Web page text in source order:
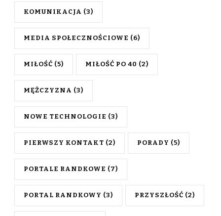
KOMUNIKACJA (3)
MEDIA SPOŁECZNOŚCIOWE (6)
MIŁOŚĆ (5) MIŁOŚĆ PO 40 (2)
MĘŻCZYZNA (3)
NOWE TECHNOLOGIE (3)
PIERWSZY KONTAKT (2) PORADY (5)
PORTALE RANDKOWE (7)
PORTAL RANDKOWY (3) PRZYSZŁOŚĆ (2)